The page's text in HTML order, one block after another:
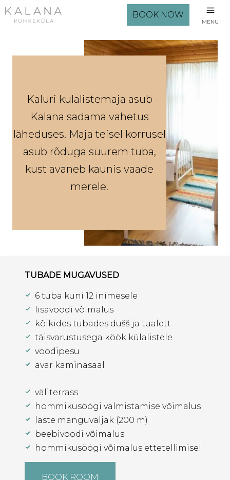
BOOK NOW
MENU
Kaluri külalistemaja asub
Kalana sadama vahetus
läheduses. Maja teisel korrusel
asub rõduga suurem tuba,
kust avaneb kaunis vaade
merele.
TUBADE MUGAVUSED
6 tuba kuni 12 inimesele
lisavoodi võimalus
kõikides tubades dušš ja tualett
täisvarustusega köök külalistele
voodipesu
avar kaminasaal
väliterrass
hommikusöögi valmistamise võimalus
laste mänguväljak (200 m)
beebivoodi võimalus
hommikusöögi võimalus ettetellimisel
BOOK ROOM